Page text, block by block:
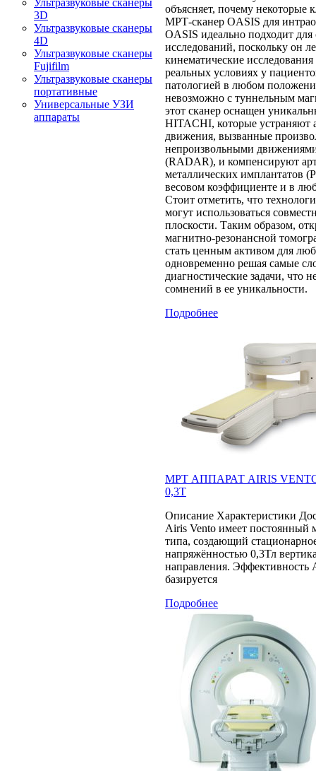
Ультразвуковые сканеры
3D
Ультразвуковые сканеры
4D
Ультразвуковые сканеры
Fujifilm
Ультразвуковые сканеры
портативные
Универсальные УЗИ
аппараты
объясняет, почему некоторые
МРТ-сканер OASIS для
OASIS идеально подходит для
исследований, поскольку он
кинематические исследования
реальных условиях у
патологией в любом
невозможно с туннельным
этот сканер оснащен
HITACHI, которые устраняют
движения, вызванные
непроизвольными
(RADAR), и компенсируют
металлических имплантатов
весовом коэффициенте и в
Стоит отметить, что
могут использоваться
плоскости. Таким образом,
магнитно-резонансной
стать ценным активом для
одновременно решая самые
диагностические задачи, что
сомнений в ее уникальности.
Подробнее
МРТ АППАРАТ AIRIS
0,3Т
Описание Характеристики
Airis Vento имеет постоянный
типа, создающий
напряжённостью 0,3Тл
направления. Эффективность
базируется
Подробнее